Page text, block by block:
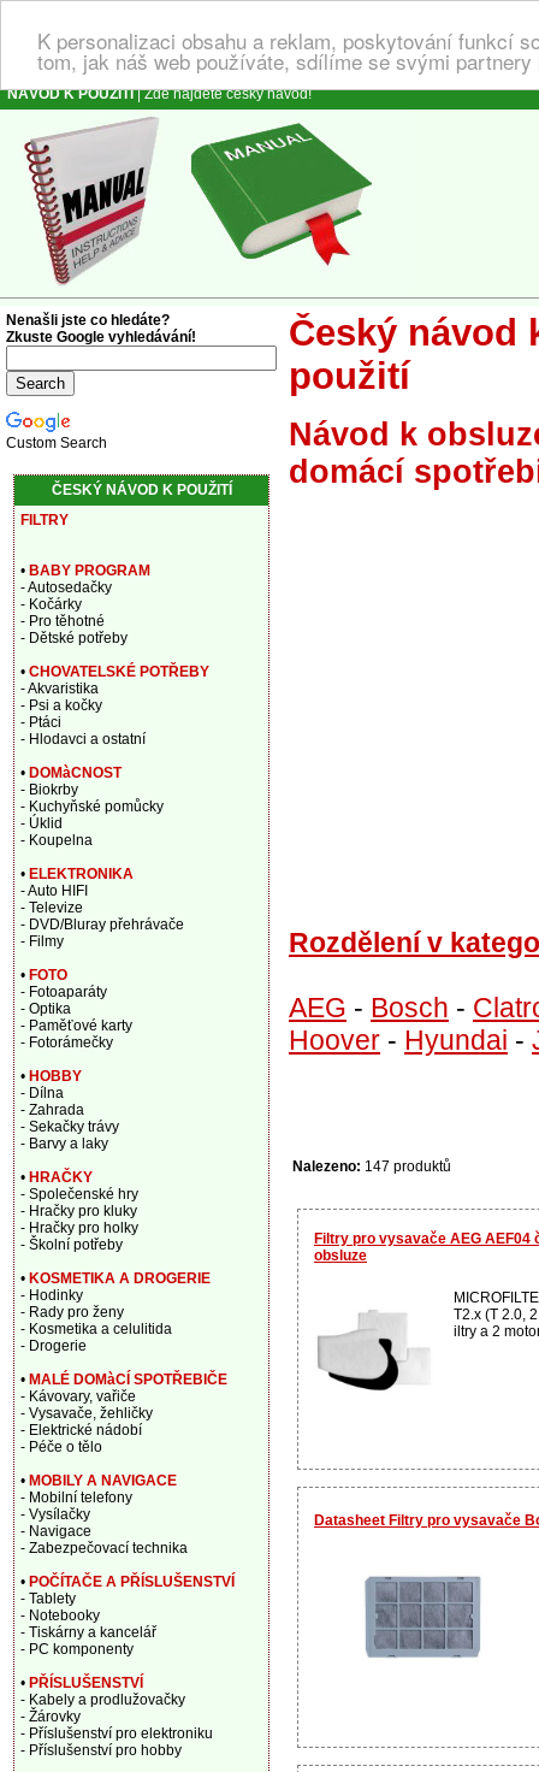
K personalizaci obsahu a reklam, poskytování funkcí
tom, jak náš web používáte, sdílíme se svými
NÁVOD K POUŽITÍ| Zde najdete český návod!
Český návod
použití
Návod k
domácí
Rozdělení v
AEG - Bosch -
Hoover - Hyundai -
Nalezeno: 147 produktů
Filtry pro vysavače AEG
obsluze
T2.x (T 2.0,
iltry a 2
Datasheet Filtry pro vysavače
Nenašli jste co hledáte?
Zkuste Google vyhledávání!
Custom Search
ČESKÝ NÁVOD K POUŽITÍ
FILTRY
• BABY PROGRAM
- Autosedačky
- Kočárky
- Pro těhotné
- Dětské potřeby
• CHOVATELSKÉ POTŘEBY
- Akvaristika
- Psi a kočky
- Ptáci
- Hlodavci a ostatní
• DOMàCNOST
- Biokrby
- Kuchyňské pomůcky
- Úklid
- Koupelna
• ELEKTRONIKA
- Auto HIFI
- Televize
- DVD/Bluray přehrávače
- Filmy
• FOTO
- Fotoaparáty
- Optika
- Paměťové karty
- Fotorámečky
• HOBBY
- Dílna
- Zahrada
- Sekačky trávy
- Barvy a laky
• HRAČKY
- Společenské hry
- Hračky pro kluky
- Hračky pro holky
- Školní potřeby
• KOSMETIKA A DROGERIE
- Hodinky
- Rady pro ženy
- Kosmetika a celulitida
- Drogerie
• MALÉ DOMàCÍ SPOTŘEBIČE
- Kávovary, vařiče
- Vysavače, žehličky
- Elektrické nádobí
- Péče o tělo
• MOBILY A NAVIGACE
- Mobilní telefony
- Vysílačky
- Navigace
- Zabezpečovací technika
• POČÍTAČE A PŘÍSLUŠENSTVÍ
- Tablety
- Notebooky
- Tiskárny a kancelář
- PC komponenty
• PŘÍSLUŠENSTVÍ
- Kabely a prodlužovačky
- Žárovky
- Příslušenství pro elektroniku
- Příslušenství pro hobby